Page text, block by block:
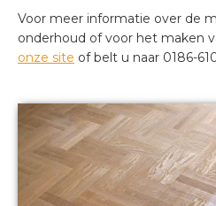
Voor meer informatie over de
onderhoud of voor het maken
onze site of belt u naar 0186-